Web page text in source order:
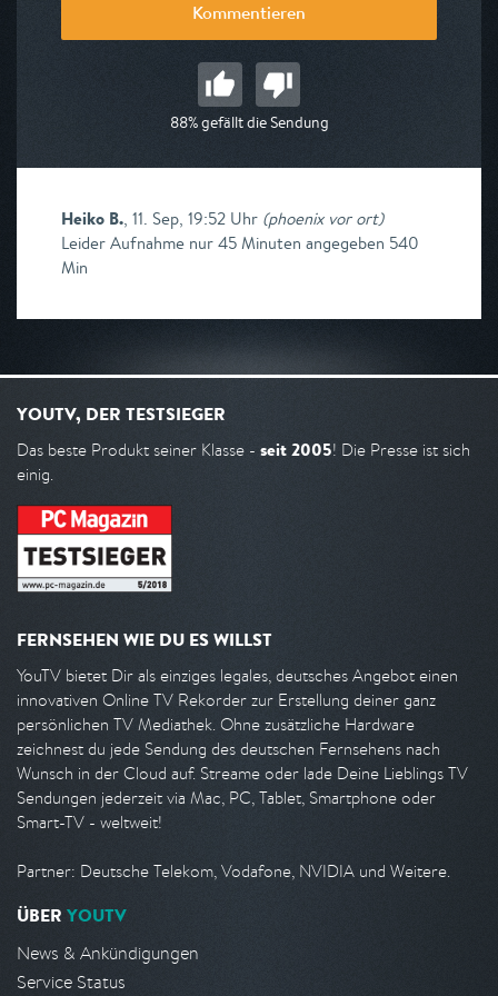
Kommentieren
88% gefällt die Sendung
Heiko B., 11. Sep, 19:52 Uhr (phoenix vor ort)
Leider Aufnahme nur 45 Minuten angegeben 540
Min
YOUTV, DER TESTSIEGER
Das beste Produkt seiner Klasse - seit 2005! Die Presse ist sich
einig.
FERNSEHEN WIE DU ES WILLST
YouTV bietet Dir als einziges legales, deutsches Angebot einen
innovativen Online TV Rekorder zur Erstellung deiner ganz
persönlichen TV Mediathek. Ohne zusätzliche Hardware
zeichnest du jede Sendung des deutschen Fernsehens nach
Wunsch in der Cloud auf. Streame oder lade Deine Lieblings TV
Sendungen jederzeit via Mac, PC, Tablet, Smartphone oder
Smart-TV - weltweit!
Partner: Deutsche Telekom, Vodafone, NVIDIA und Weitere.
ÜBER YOUTV
News & Ankündigungen
Service Status